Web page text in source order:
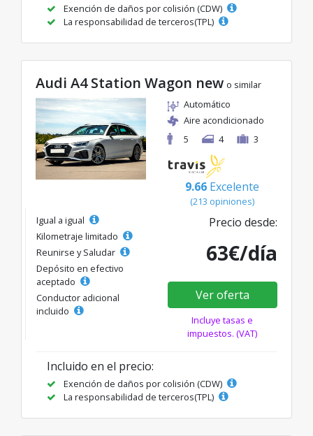
Exención de daños por colisión (CDW)
La responsabilidad de terceros(TPL)
Audi A4 Station Wagon new o similar
Automático
Aire acondicionado
5
4 3
9.66 Excelente
(213 opiniones)
Igual a igual
Kilometraje limitado
Reunirse y Saludar
Depósito en efectivo
aceptado
Conductor adicional
incluido
Precio desde:
63€/día
Ver oferta
Incluye tasas e
impuestos. (VAT)
Incluido en el precio:
Exención de daños por colisión (CDW)
La responsabilidad de terceros(TPL)